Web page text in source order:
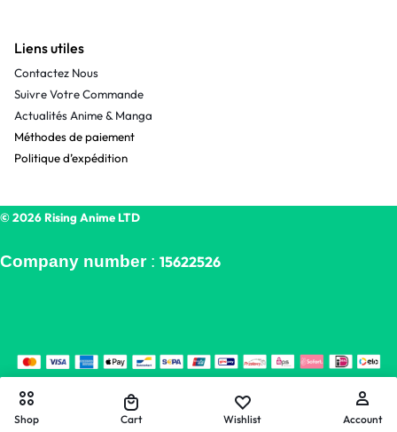
Liens utiles
Contactez Nous
Suivre Votre Commande
Actualités Anime & Manga
Méthodes de paiement
Politique d’expédition
© 2026 Rising Anime LTD
Company number: 15622526
Shop Cart Wishlist Account